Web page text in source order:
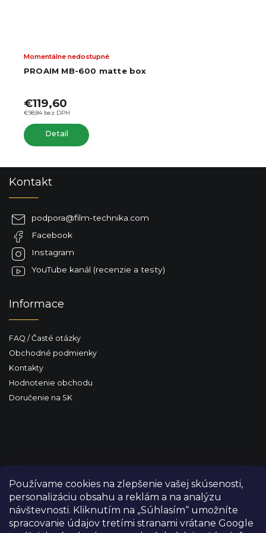
Používame cookies na zlepšenie vašej skúsenosti,
personalizáciu obsahu a reklám a na analýzu
návštevnosti. Kliknutím na „Súhlasím“ umožníte
spracovanie údajov tretími stranami vrátane Google
PROAIM MB-600 matte box
Momentálne nedostupné
€98,84 bez DPH
€119,60
Detail
Kontakt
podpora@film-technika.com
Facebook
Instagram
YouTube kanál (recenzie a testy)
Informace
FAQ / Časté otázky
Obchodné podmienky
Kontakty
Hodnotenie obchodu
Doručenie na SK